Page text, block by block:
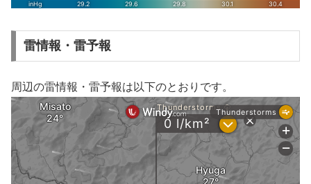
雷情報・雷予報
周辺の雷情報・雷予報は以下のとおりです。